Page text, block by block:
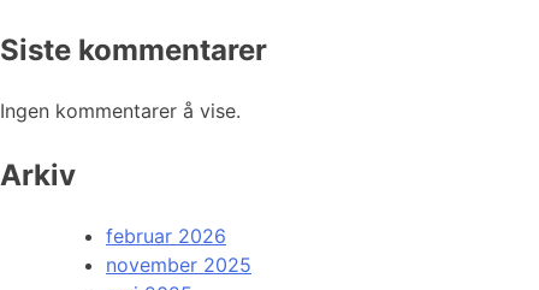
Siste kommentarer
Ingen kommentarer å vise.
Arkiv
februar 2026
november 2025